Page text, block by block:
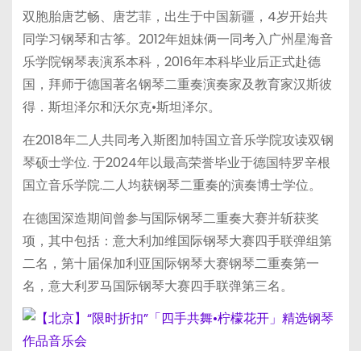
双胞胎唐艺畅、唐艺菲，出生于中国新疆，4岁开始共
同学习钢琴和古筝。2012年姐妹俩一同考入广州星海音
乐学院钢琴表演系本科，2016年本科毕业后正式赴德
国，拜师于德国著名钢琴二重奏演奏家及教育家汉斯彼
得．斯坦泽尔和沃尔克•斯坦泽尔。
在2018年二人共同考入斯图加特国立音乐学院攻读双钢
琴硕士学位. 于2024年以最高荣誉毕业于德国特罗辛根
国立音乐学院.二人均获钢琴二重奏的演奏博士学位。
在德国深造期间曾参与国际钢琴二重奏大赛并斩获奖
项，其中包括：意大利加维国际钢琴大赛四手联弹组第
二名，第十届保加利亚国际钢琴大赛钢琴二重奏第一
名，意大利罗马国际钢琴大赛四手联弹第三名。